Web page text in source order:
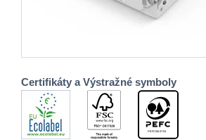
Certifikáty a Výstražné symboly